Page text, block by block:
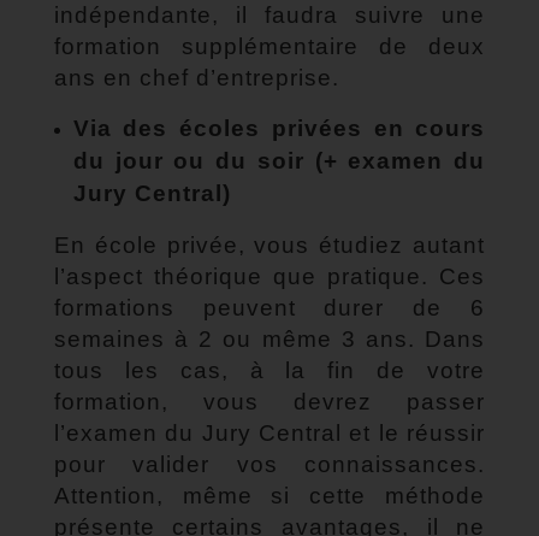
indépendante, il faudra suivre une
formation supplémentaire de deux
ans en chef d’entreprise.
Via des écoles privées en cours
du jour ou du soir (+ examen du
Jury Central)
En école privée, vous étudiez autant
l’aspect théorique que pratique. Ces
formations peuvent durer de 6
semaines à 2 ou même 3 ans. Dans
tous les cas, à
la fin de votre
formation, vous devrez passer
l’examen du Jury Central et le réussir
pour valider vos connaissances.
Attention, même si cette méthode
présente certains avantages, il ne